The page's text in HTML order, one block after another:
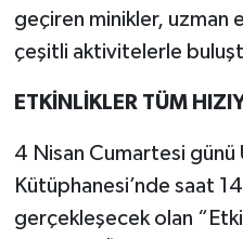
geçiren minikler, uzman
çeşitli aktivitelerle
ETKİNLİKLER TÜM
4 Nisan Cumartesi
Kütüphanesi’nde saat
gerçekleşecek olan